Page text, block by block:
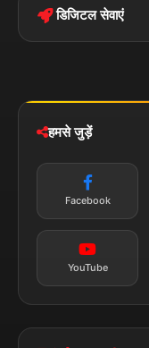
Privacy
पॉलिटिकल
डिजिटल सेवाएं
न्यूज़ अलर्ट
तत्काल अपडेट
सब्सक्राइब
हमसे जुड़ें
Facebook
YouTube